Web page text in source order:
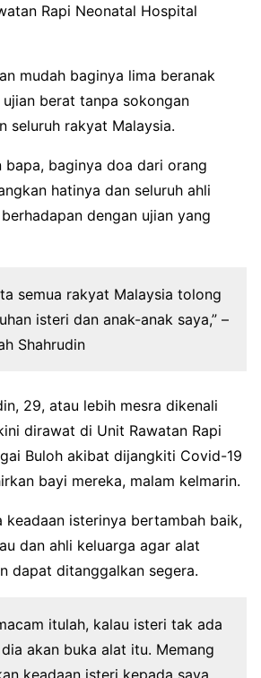
Rapi Neonatal Hospital
mudah baginya lima beranak
berat tanpa sokongan
seluruh rakyat Malaysia.
bapa, baginya doa dari orang
hatinya dan seluruh ahli
dengan ujian yang
semua rakyat Malaysia tolong
isteri dan anak-anak saya,” –
Shahrudin
29, atau lebih mesra dikenali
dirawat di Unit Rawatan Rapi
Buloh akibat dijangkiti Covid-19
bayi mereka, malam kelmarin.
keadaan isterinya bertambah baik,
dan ahli keluarga agar alat
dapat ditanggalkan segera.
itulah, kalau isteri tak ada
akan buka alat itu. Memang
keadaan isteri kepada saya